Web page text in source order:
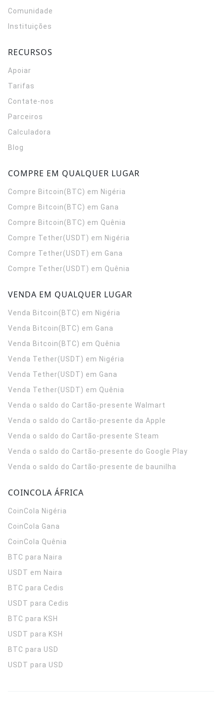
Comunidade
Instituições
RECURSOS
Apoiar
Tarifas
Contate-nos
Parceiros
Calculadora
Blog
COMPRE EM QUALQUER LUGAR
Compre Bitcoin(BTC) em Nigéria
Compre Bitcoin(BTC) em Gana
Compre Bitcoin(BTC) em Quênia
Compre Tether(USDT) em Nigéria
Compre Tether(USDT) em Gana
Compre Tether(USDT) em Quênia
VENDA EM QUALQUER LUGAR
Venda Bitcoin(BTC) em Nigéria
Venda Bitcoin(BTC) em Gana
Venda Bitcoin(BTC) em Quênia
Venda Tether(USDT) em Nigéria
Venda Tether(USDT) em Gana
Venda Tether(USDT) em Quênia
Venda o saldo do Cartão-presente Walmart
Venda o saldo do Cartão-presente da Apple
Venda o saldo do Cartão-presente Steam
Venda o saldo do Cartão-presente do Google Play
Venda o saldo do Cartão-presente de baunilha
COINCOLA ÁFRICA
CoinCola Nigéria
CoinCola Gana
CoinCola Quênia
BTC para Naira
USDT em Naira
BTC para Cedis
USDT para Cedis
BTC para KSH
USDT para KSH
BTC para USD
USDT para USD